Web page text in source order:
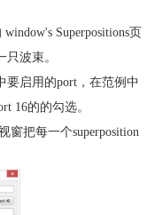
window's Superpositions页
只波束。
要启用的port ，在范例中
16的的勾选。
窗把每一个superposition